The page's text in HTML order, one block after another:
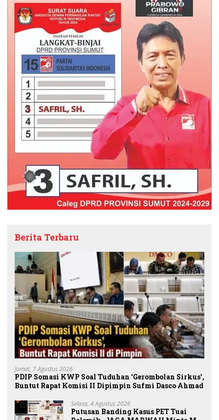
Berita Terbaru
Jumat, 7 Agustus 2026
PDIP Somasi KWP Soal Tuduhan ‘Gerombolan Sirkus’,
Buntut Rapat Komisi II Dipimpin Sufmi Dasco Ahmad
Selasa, 4 Agustus 2026
Putusan Banding Kasus PET Tuai